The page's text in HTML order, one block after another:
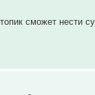
сможет нести